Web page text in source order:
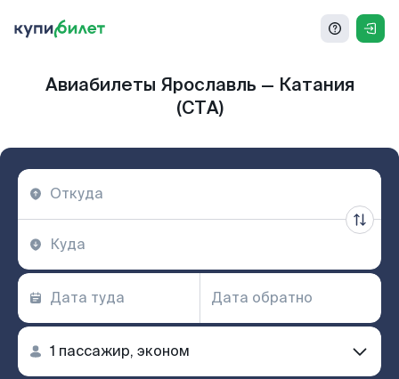
Авиабилеты Ярославль — Катания
(CTA)